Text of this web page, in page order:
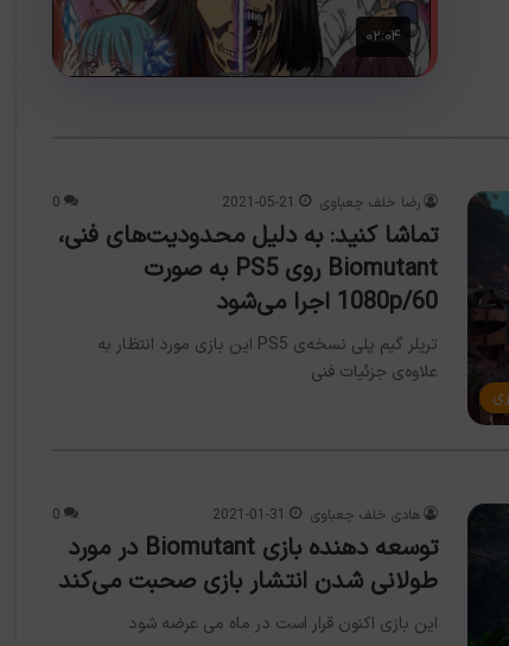
رضا خلف چعباوی 2021-05-21
0
تماشا کنید: به دلیل محدودیت‌های فنی،
Biomutant روی PS5 به صورت
1080p/60 اجرا می‌شود
تریلر گیم پلی نسخه‌ی PS5 این بازی مورد انتظار به
علاوه‌ی جزئیات فنی
هادی خلف چعباوی 2021-01-31
0
توسعه دهنده بازی Biomutant در مورد
طولانی شدن انتشار بازی صحبت می‌کند
این بازی اکنون قرار است در ماه می عرضه شود